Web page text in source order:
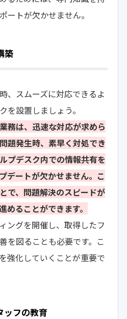
ートが欠かせません。
築
、スムーズに対応できるよ
を設置しましょう。
務は、迅速な対応が求めら
題発生時、素早く対処でき
プデスク内での情報共有を
デートが欠かせません。こ
で、問題解決のスピードが
めることができます。
ングを開催し、取得したフ
を図ることも必要です。こ
強化していくことが重要で
ッフの教育